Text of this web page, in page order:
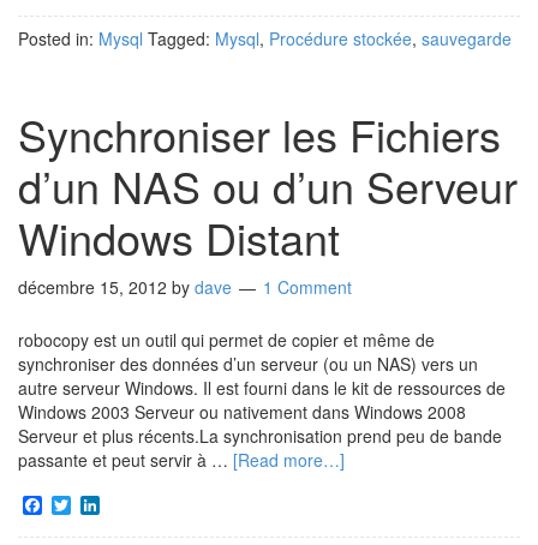
Posted in: Mysql Tagged: Mysql, Procédure stockée, sauvegarde
Synchroniser les Fichiers
d’un NAS ou d’un Serveur
Windows Distant
décembre 15, 2012 by dave 1 Comment
robocopy est un outil qui permet de copier et même de
synchroniser des données d’un serveur (ou un NAS) vers un
autre serveur Windows. Il est fourni dans le kit de ressources de
Windows 2003 Serveur ou nativement dans Windows 2008
Serveur et plus récents.La synchronisation prend peu de bande
passante et peut servir à … [Read more…]
Facebook
Twitter